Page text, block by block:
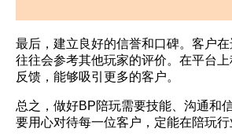
最后，建立良好的信誉和口碑。客户在
往往会参考其他玩家的评价。在平台
反馈，能够吸引更多的客户。
总之，做好BP陪玩需要技能、沟通和
要用心对待每一位客户，定能在陪玩行